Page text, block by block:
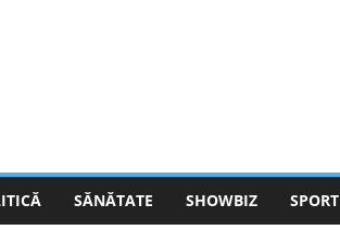
SĂNĂTATE SHOWBIZ SPORT